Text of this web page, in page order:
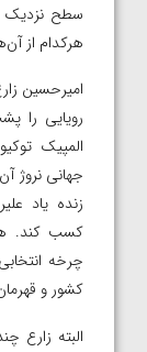
سطح نزدیک
هرکدام از
امیرحسین
رویایی را
المپیک
جهانی نروژ
زنده یاد
کسب کند.
چرخه
کشور و
البته زارع